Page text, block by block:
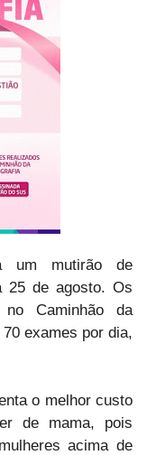
um mutirão de
25 de agosto. Os
Caminhão da
exames por dia,
o melhor custo
de mama, pois
acima de